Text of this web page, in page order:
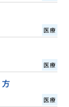
医療
医療
医療